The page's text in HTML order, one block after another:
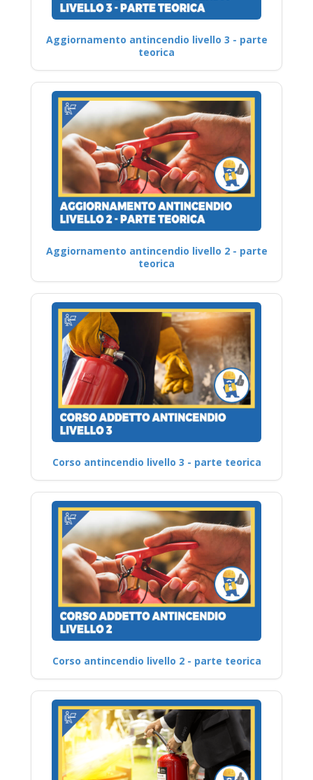
Aggiornamento antincendio livello 3 - parte
teorica
Aggiornamento antincendio livello 2 - parte
teorica
Corso antincendio livello 3 - parte teorica
Corso antincendio livello 2 - parte teorica